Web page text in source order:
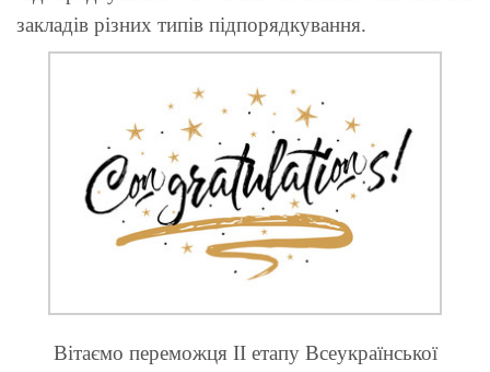
закладів різних типів підпорядкування.
Вітаємо переможця ІІ етапу Всеукраїнської